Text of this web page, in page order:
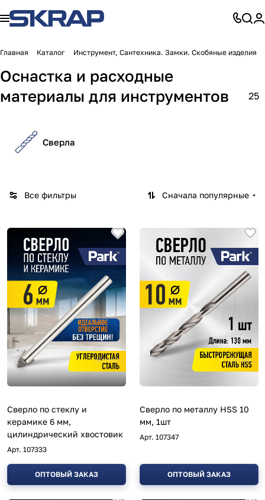
Главная Каталог Инструмент, Сантехника. Замки. Скобяные изделия
Оснастка и расходные
материалы для инструментов
25
Сверла
Все фильтры Сначала популярные
Сверло по стеклу и
керамике 6 мм,
цилиндрический хвостовик
Арт. 107333
ОПТОВЫЙ ЗАКАЗ
Сверло по металлу HSS 10
мм, 1шт
Арт. 107347
ОПТОВЫЙ ЗАКАЗ